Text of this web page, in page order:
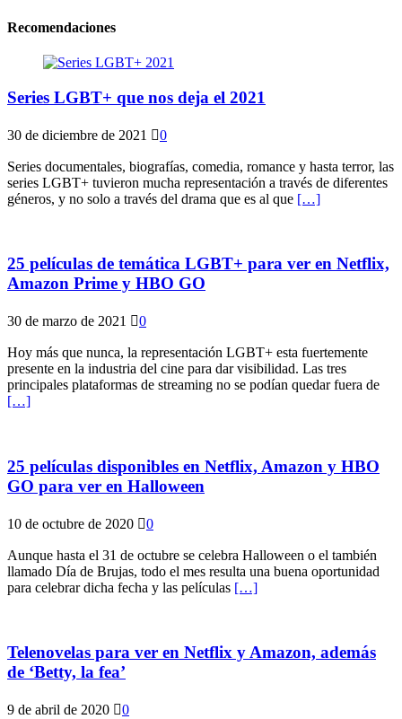
Recomendaciones
Series LGBT+ que nos deja el 2021
30 de diciembre de 2021 0
Series documentales, biografías, comedia, romance y hasta terror, las
series LGBT+ tuvieron mucha representación a través de diferentes
géneros, y no solo a través del drama que es al que […]
25 películas de temática LGBT+ para ver en Netflix,
Amazon Prime y HBO GO
30 de marzo de 2021 0
Hoy más que nunca, la representación LGBT+ esta fuertemente
presente en la industria del cine para dar visibilidad. Las tres
principales plataformas de streaming no se podían quedar fuera de
[…]
25 películas disponibles en Netflix, Amazon y HBO
GO para ver en Halloween
10 de octubre de 2020 0
Aunque hasta el 31 de octubre se celebra Halloween o el también
llamado Día de Brujas, todo el mes resulta una buena oportunidad
para celebrar dicha fecha y las películas […]
Telenovelas para ver en Netflix y Amazon, además
de ‘Betty, la fea’
9 de abril de 2020 0